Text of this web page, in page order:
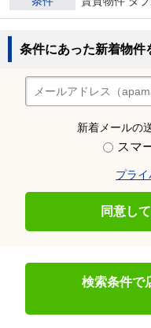
条件にあった新着物件
新着メールの
スマ
プラ
同意し
検索条件で